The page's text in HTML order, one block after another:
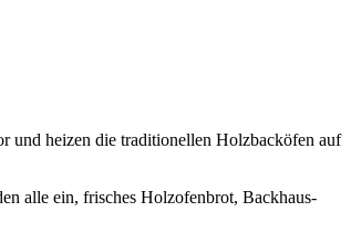
und heizen die traditionellen Holzbacköfen auf
alle ein, frisches Holzofenbrot, Backhaus-